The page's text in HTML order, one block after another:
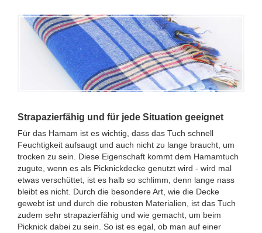
Strapazierfähig und für jede Situation geeignet
Für das Hamam ist es wichtig, dass das Tuch schnell
Feuchtigkeit aufsaugt und auch nicht zu lange braucht, um
trocken zu sein. Diese Eigenschaft kommt dem Hamamtuch
zugute, wenn es als Picknickdecke genutzt wird - wird mal
etwas verschüttet, ist es halb so schlimm, denn lange nass
bleibt es nicht. Durch die besondere Art, wie die Decke
gewebt ist und durch die robusten Materialien, ist das Tuch
zudem sehr strapazierfähig und wie gemacht, um beim
Picknick dabei zu sein. So ist es egal, ob man auf einer